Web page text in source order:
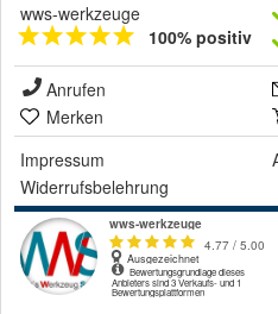
wws-werkzeuge
100% positiv
Anrufen
Merken
Impressum
Widerrufsbelehrung